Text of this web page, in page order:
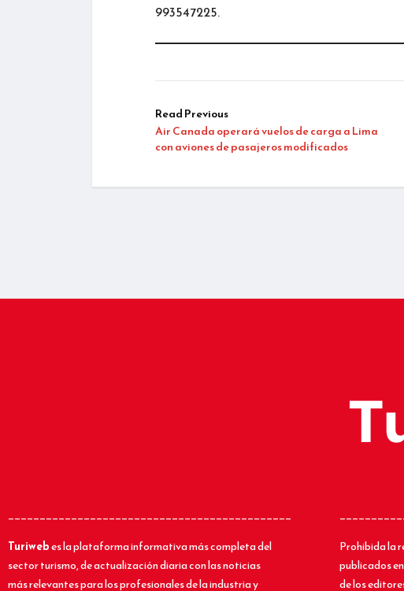
993547225.
Read Previous
Air Canada operará vuelos de carga a Lima
con aviones de pasajeros modificados
_____________________________________________
Turiwebes la plataforma informativa más completa del
sector turismo, de actualización diaria con las noticias
más relevantes para los profesionales de la industria y
Prohibida la
publicados
de los